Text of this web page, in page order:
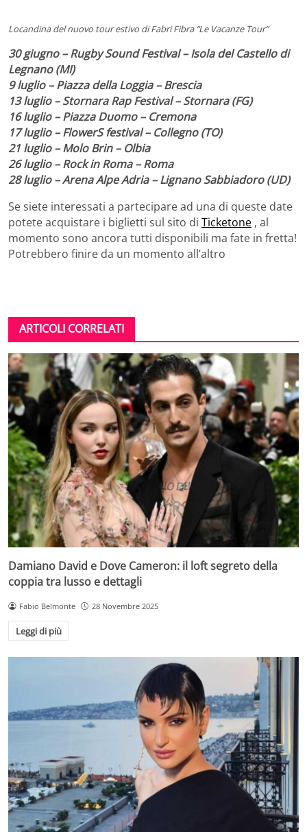
Locandina del nuovo tour estivo di Fabri Fibra “Le Vacanze Tour”
30 giugno – Rugby Sound Festival – Isola del Castello di
Legnano (MI)
9 luglio – Piazza della Loggia – Brescia
13 luglio – Stornara Rap Festival – Stornara (FG)
16 luglio – Piazza Duomo – Cremona
17 luglio – FlowerS festival – Collegno (TO)
21 luglio – Molo Brin – Olbia
26 luglio – Rock in Roma – Roma
28 luglio – Arena Alpe Adria – Lignano Sabbiadoro (UD)
Se siete interessati a partecipare ad una di queste date
potete acquistare i biglietti sul sito di Ticketone , al
momento sono ancora tutti disponibili ma fate in fretta!
Potrebbero finire da un momento all’altro
ARTICOLI CORRELATI
Damiano David e Dove Cameron: il loft segreto della
coppia tra lusso e dettagli
Fabio Belmonte 28 Novembre 2025
Leggi di più